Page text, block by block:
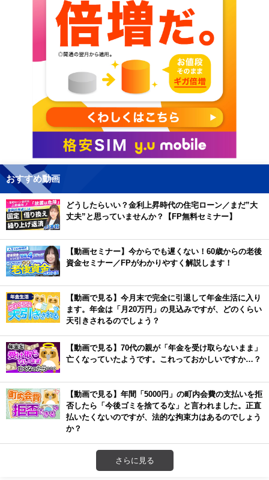
おすすめ動画
どうしたらいい？金利上昇時代の住宅ローン／まだ”大
丈夫”と思っていませんか？【FP無料セミナー】
【動画セミナー】今からでも遅くない！60歳からの老後
資金セミナー／FPがわかりやすく解説します！
【動画で見る】今月末で完全に引退して年金生活に入り
ます。年金は「月20万円」の見込みですが、どのくらい
天引きされるのでしょう？
【動画で見る】70代の親が「年金を受け取らないまま」
亡くなっていたようです。これっておかしいですか…？
【動画で見る】年間「5000円」の町内会費の支払いを拒
否したら「今後ゴミを捨てるな」と言われました。正直
払いたくないのですが、法的な拘束力はあるのでしょう
か？
さらに見る